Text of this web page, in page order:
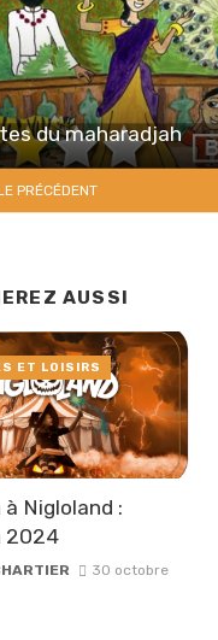
du maharadjah
PRÉCÉDENT
AUSSI
Nigloland :
2024
30 octobre
ET LOISIRS